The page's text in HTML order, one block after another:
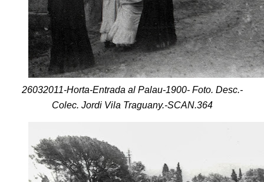
26032011-Horta-Entrada al Palau-1900- Foto. Desc.-
Colec. Jordi Vila Traguany.-SCAN.364